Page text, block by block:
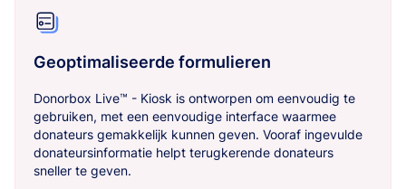
Geoptimaliseerde formulieren
Donorbox Live™ - Kiosk is ontworpen om eenvoudig te
gebruiken, met een eenvoudige interface waarmee
donateurs gemakkelijk kunnen geven. Vooraf ingevulde
donateursinformatie helpt terugkerende donateurs
sneller te geven.